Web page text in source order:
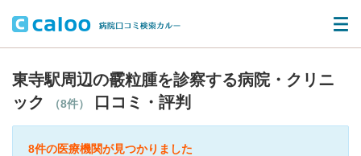
東寺駅周辺の霰粒腫を診察する病院・クリニ
ック
（8件） 口コミ・評判
8件の医療機関が見つかりました